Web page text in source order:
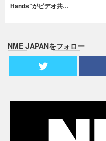
Hands”がビデオ共…
NME JAPANをフォロー